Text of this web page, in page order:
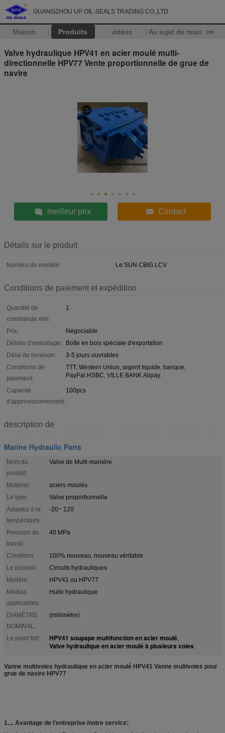
GUANGZHOU UP OIL-SEALS TRADING CO.,LTD
Maison Produits vidéos Au sujet de nous >>
Valve hydraulique HPV41 en acier moulé multi-
directionnelle HPV77 Vente proportionnelle de grue de
navire
meilleur prix Contact
Détails sur le produit
Numéro de modèle: Le SUN CBIG LCV
Conditions de paiement et expédition
Quantité de
commande min:
1
Prix:
Négociable
Détails d'emballage:
Boîte en bois spéciale d'exportation
Délai de livraison:
3-5 jours ouvrables
Conditions de
paiement:
TTT, Western Union, argent liquide, banque,
PayPal.HSBC, VILLE BANK.Alipay.
Capacité
d'approvisionnement:
100pcs
description de
Marine Hydraulic Parts
Nom du
produit:
Valve de Multi-manière
Matériel:
aciers moulés
Le type:
Valve proportionnelle
Adaptez à la
température:
-20~ 120
Pression de
travail:
40 MPa
Condition:
100% nouveau, nouveau véritable
Le pouvoir:
Circuits hydrauliques
Modèle:
HPV41 ou HPV77
Médias
applicables:
Huile hydraulique
DIAMÈTRE
NOMINAL:
(millimètre)
Le point fort: HPV41 soupape multifonction en acier moulé,
Valve hydraulique en acier moulé à plusieurs voies
Vanne multivoies hydraulique en acier moulé HPV41 Vanne multivoies pour
grue de navire HPV77
1.... Avantage de l'entreprise /notre service: